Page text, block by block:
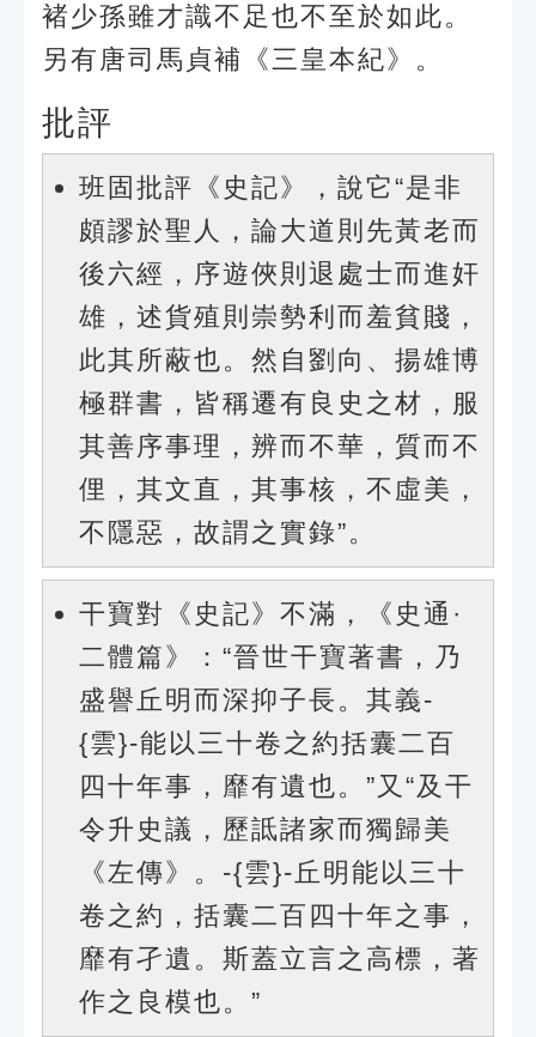
褚少孫雖才識不足也不至於如此。
另有唐司馬貞補《三皇本紀》。
批評
班固批評《史記》，說它“是非
頗謬於聖人，論大道則先黃老而
後六經，序遊俠則退處士而進奸
雄，述貨殖則崇勢利而羞貧賤，
此其所蔽也。然自劉向、揚雄博
極群書，皆稱遷有良史之材，服
其善序事理，辨而不華，質而不
俚，其文直，其事核，不虛美，
不隱惡，故謂之實錄”。
干寶對《史記》不滿，《史通·
二體篇》：“晉世干寶著書，乃
盛譽丘明而深抑子長。其義-
{雲}-能以三十卷之約括囊二百
四十年事，靡有遺也。”又“及干
令升史議，歷詆諸家而獨歸美
《左傳》。-{雲}-丘明能以三十
卷之約，括囊二百四十年之事，
靡有孑遺。斯蓋立言之高標，著
作之良模也。”